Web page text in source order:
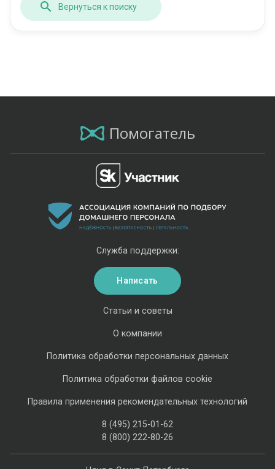
Вернуться к поиску
Помогатель
Статьи и советы
О компании
Политика обработки персональных данных
Политика обработки файлов cookie
Правила применения рекомендательных технологий
8 (495) 215-01-62
8 (800) 222-80-26
Служба поддержки:
Написать